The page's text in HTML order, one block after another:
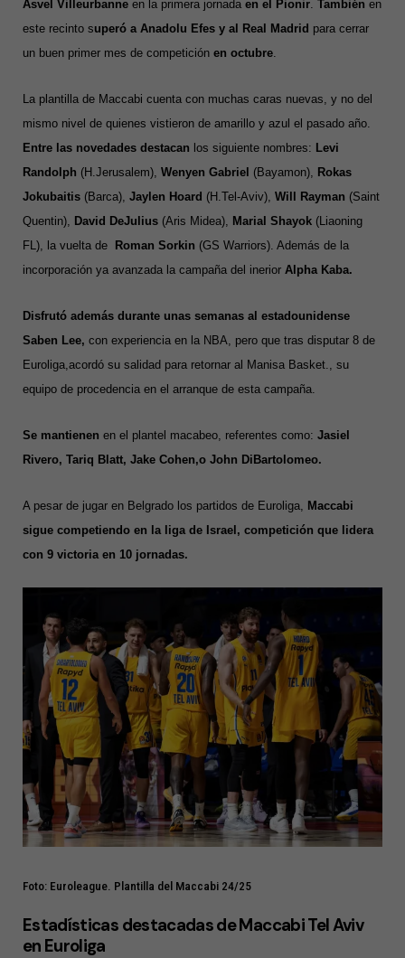
Asvel Villeurbanne en la primera jornada en el Pionir También en
este recinto superó a Anadolu Efes y al Real Madrid para cerrar
un buen primer mes de competición en octubre
La plantilla de Maccabi cuenta con muchas caras nuevas, y no del
mismo nivel de quienes vistieron de amarillo y azul el pasado año.
Entre las novedades destacan los siguiente nombres: Levi
Randolph (H.Jerusalem), Wenyen Gabriel (Bayamon),
Rokas
Jokubaitis (Barca), Jaylen Hoard (H.Tel-Aviv), Will Rayman (Saint
Quentin),
David DeJulius (Aris Midea), Marial Shayok (Liaoning
FL), la vuelta de
Roman Sorkin (GS Warriors). Además de la
incorporación ya avanzada la campaña del inerior Alpha Kaba.
Disfrutó además durante unas semanas al estadounidense
Saben Lee, con experiencia en la NBA, pero que tras disputar 8 de
Euroliga,acordó su salidad para retornar al Manisa Basket., su
equipo de procedencia en el arranque de esta campaña.
Se mantienen en el plantel macabeo, referentes como: Jasiel
Rivero, Tariq Blatt, Jake Cohen,o John DiBartolomeo.
A pesar de jugar en Belgrado los partidos de Euroliga,
Maccabi
sigue competiendo en la liga de Israel, competición que lidera
con 9 victoria en 10 jornadas.
Foto: Euroleague. Plantilla del Maccabi 24/25
Estadísticas destacadas de Maccabi Tel Aviv
en Euroliga